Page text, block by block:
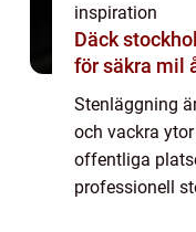
inspiration
Däck stockholm så väljer du
för säkra mil
Stenläggning
och vackra
offentliga
professionell